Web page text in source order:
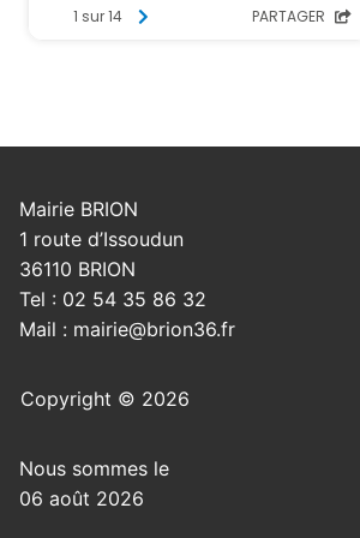
Mairie BRION
1 route d’Issoudun
36110 BRION
Tel : 02 54 35 86 32
Mail : mairie@brion36.fr
Copyright © 2026
Nous sommes le
06 août 2026